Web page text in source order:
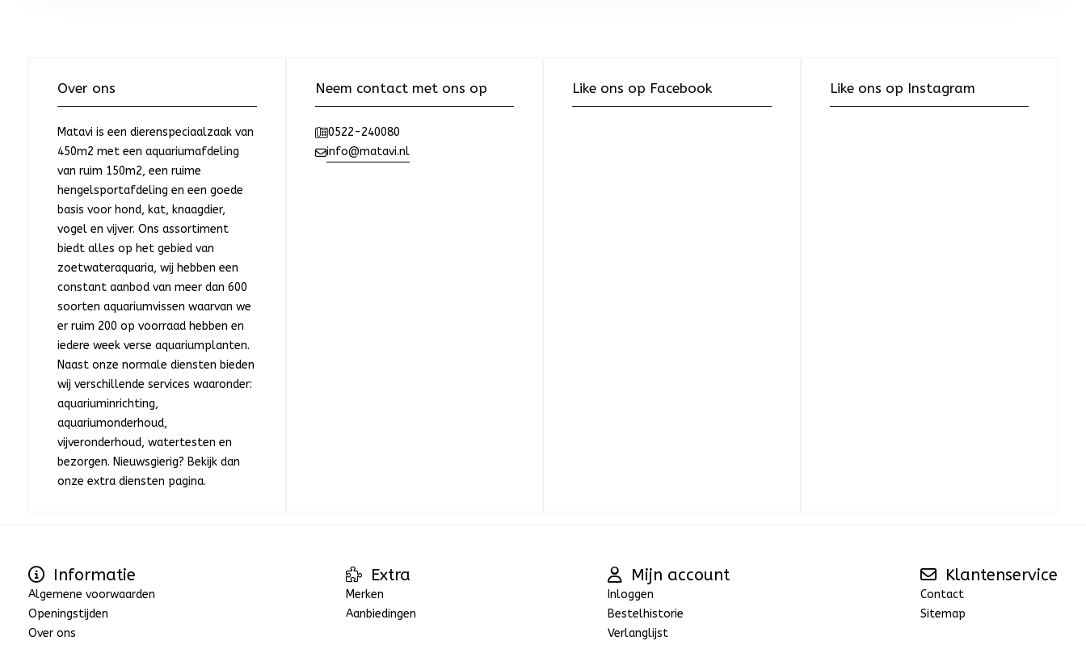
Over ons
Matavi is een dierenspeciaalzaak van
450m2 met een aquariumafdeling
van ruim 150m2, een ruime
hengelsportafdeling en een goede
basis voor hond, kat, knaagdier,
vogel en vijver. Ons assortiment
biedt alles op het gebied van
zoetwateraquaria, wij hebben een
constant aanbod van meer dan 600
soorten aquariumvissen waarvan we
er ruim 200 op voorraad hebben en
iedere week verse aquariumplanten.
Naast onze normale diensten bieden
wij verschillende services waaronder:
aquariuminrichting,
aquariumonderhoud,
vijveronderhoud, watertesten en
bezorgen. Nieuwsgierig? Bekijk dan
onze extra diensten pagina.
Neem contact met ons op
0522-240080
info@matavi.nl
Like ons op Facebook Like ons op Instagram
Informatie
Algemene voorwaarden
Openingstijden
Over ons
Extra
Merken
Aanbiedingen
Mijn account
Inloggen
Bestelhistorie
Verlanglijst
Klantenservice
Contact
Sitemap